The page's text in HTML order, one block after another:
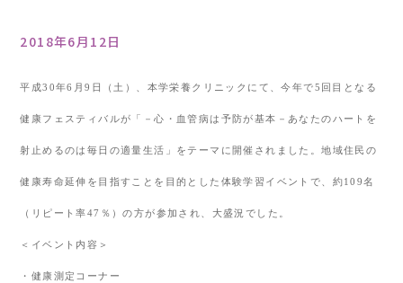
2018年6月12日
平成30年6 月9 日（土）、本学栄養クリニックにて、今年で5 回目となる
健康フェスティバルが「－心・血管病は予防が基本－あなたのハートを
射止めるのは毎日の適量生活」をテーマに開催されました。地域住民の
健康寿命延伸を目指すことを目的とした体験学習イベントで、約109名
（リピート率47 ％）の方が参加され、大盛況でした。
＜イベント内容＞
・健康測定コーナー